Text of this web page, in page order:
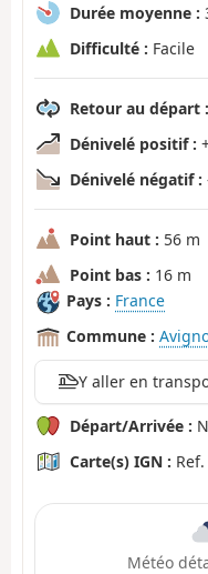
Durée moyenne :
Difficulté : Facile
Retour au départ :
Dénivelé positif :
Dénivelé négatif :
Point haut : 56 m
Point bas : 16 m
Pays : France
Commune :
Y aller en
Départ/Arrivée :
Carte(s) IGN :
Météo